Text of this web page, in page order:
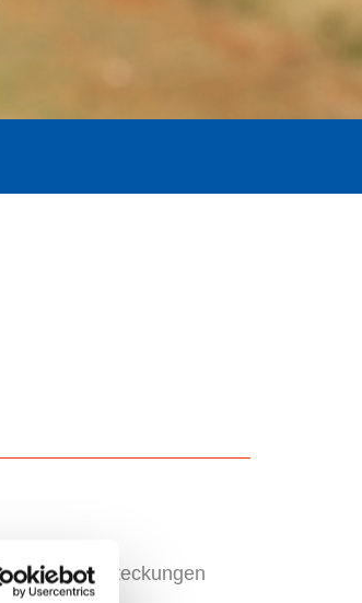
Gebäudeabsteckungen